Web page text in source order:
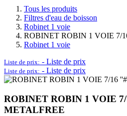
Tous les produits
Filtres d'eau de boisson
Robinet 1 voie
ROBINET ROBIN 1 VOIE 7/
Robinet 1 voie
Liste de prix: - Liste de prix
Liste de prix: - Liste de prix
ROBINET ROBIN 1 VOIE 7/
METALFREE